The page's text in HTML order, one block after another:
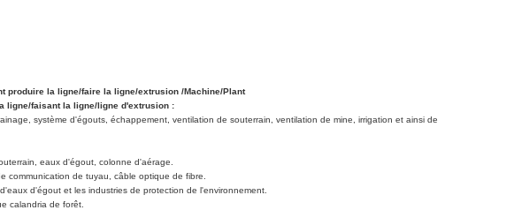
produire la ligne/faire la ligne/extrusion /Machine/Plant
ligne/faisant la ligne/ligne d'extrusion :
système d'égouts, échappement, ventilation de souterrain, ventilation de mine, irrigation et ainsi de
eaux d'égout, colonne d'aérage.
communication de tuyau, câble optique de fibre.
d'égout et les industries de protection de l'environnement.
calandria de forêt.